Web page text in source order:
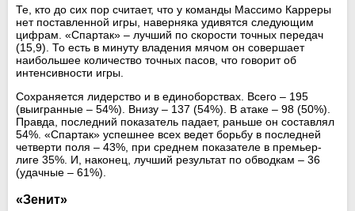
Те, кто до сих пор считает, что у команды Массимо Карреры
нет поставленной игры, наверняка удивятся следующим
цифрам. «Спартак» – лучший по скорости точных передач
(15,9). То есть в минуту владения мячом он совершает
наибольшее количество точных пасов, что говорит об
интенсивности игры.
Сохраняется лидерство и в единоборствах. Всего – 195
(выигранные – 54%). Внизу – 137 (54%). В атаке – 98 (50%).
Правда, последний показатель падает, раньше он составлял
54%. «Спартак» успешнее всех ведет борьбу в последней
четверти поля – 43%, при среднем показателе в премьер-
лиге 35%. И, наконец, лучший результат по обводкам – 36
(удачные – 61%).
«Зенит»